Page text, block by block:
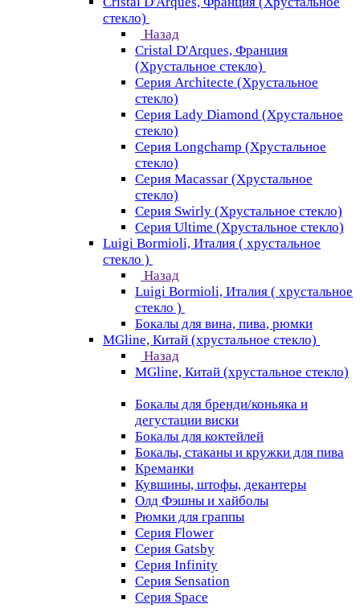
стекло)
Назад
Cristal D'Arques, Франция
(Хрустальное стекло)
Серия Architecte (Хрустальное
стекло)
Серия Lady Diamond (Хрустальное
стекло)
Серия Longchamp (Хрустальное
стекло)
Серия Macassar (Хрустальное
стекло)
Серия Swirly (Хрустальное стекло)
Серия Ultime (Хрустальное стекло)
Luigi Bormioli, Италия ( хрустальное
стекло )
Назад
Luigi Bormioli, Италия ( хрустальное
стекло )
Бокалы для вина, пива, рюмки
MGline, Китай (хрустальное стекло)
Назад
MGline, Китай (хрустальное стекло)
Бокалы для бренди/коньяка и
дегустации виски
Бокалы для коктейлей
Бокалы, стаканы и кружки для пива
Креманки
Кувшины, штофы, декантеры
Олд Фэшны и хайболы
Рюмки для граппы
Серия Flower
Серия Gatsby
Серия Infinity
Серия Sensation
Серия Space